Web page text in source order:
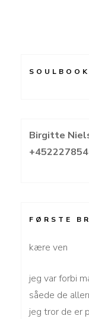
Birgitte
FØRSTE
kære ven
jeg var forbi
såede de
jeg tror de er